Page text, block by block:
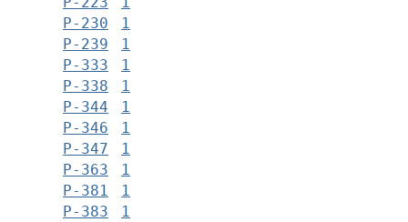
Р-230
1
Р-239
1
Р-333
1
Р-338
1
Р-344
1
Р-346
1
Р-347
1
Р-363
1
Р-381
1
Р-383
1